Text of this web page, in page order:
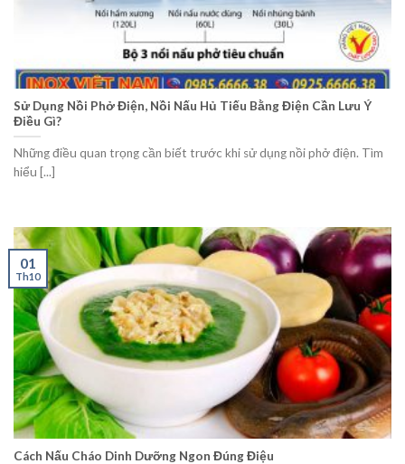
Sử Dụng Nồi Phở Điện, Nồi Nấu Hủ Tiếu Bằng Điện Cần Lưu Ý
Điều Gì?
Những điều quan trọng cần biết trước khi sử dụng nồi phở điện. Tìm
hiểu [...]
Cách Nấu Cháo Dinh Dưỡng Ngon Đúng Điệu
01
Th10